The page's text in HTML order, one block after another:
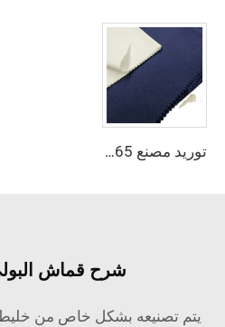
توريد مصنع 65٪ بوليستر 35٪ قطن لبطانة الجينز النسيج المسطح TC TWILL ملون لنسيج جيوب الزي الرسمي
شرح قماش
يتم تصنيعه بشكل خاص من خليط